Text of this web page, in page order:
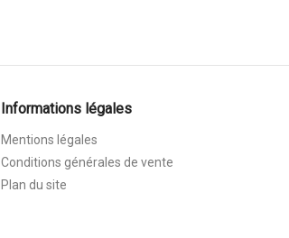
Informations légales
Mentions légales
Conditions générales de vente
Plan du site